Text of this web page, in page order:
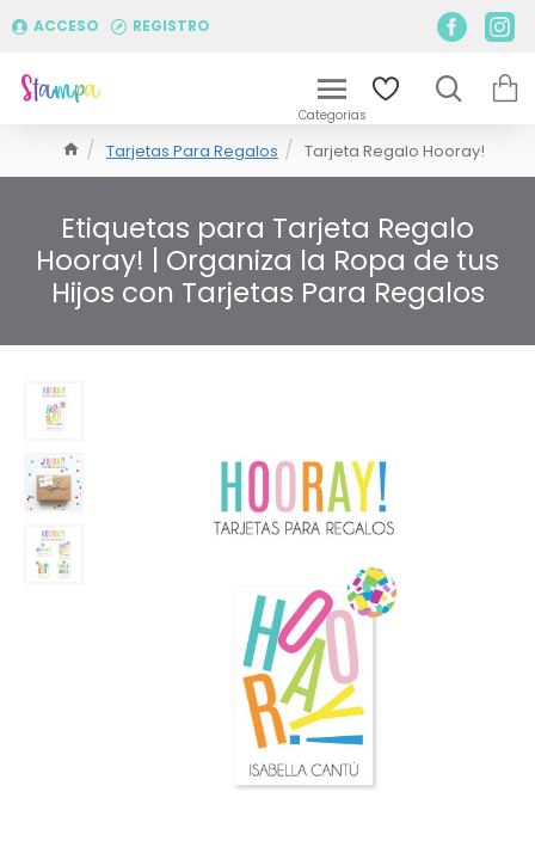
ACCESO REGISTRO
Tarjetas Para Regalos Tarjeta Regalo Hooray!
Etiquetas para Tarjeta Regalo
Hooray! | Organiza la Ropa de tus
Hijos con Tarjetas Para Regalos